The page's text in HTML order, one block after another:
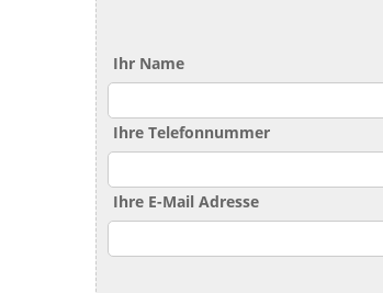
Ihr Name
Ihre Telefonnummer
Ihre E-Mail Adresse